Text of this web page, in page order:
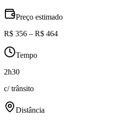
Preço estimado
R$ 356 – R$ 464
Tempo
2h30
c/ trânsito
Distância